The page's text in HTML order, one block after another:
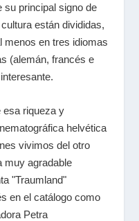
su principal signo de
están divididas,
menos en tres idiomas
(alemán, francés e
esa riqueza y
helvética
vivimos del otro
muy agradable
"Traumland"
en el catálogo como
Petra